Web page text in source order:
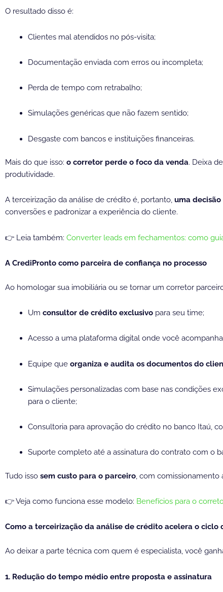
O resultado disso é:
Clientes mal atendidos no pós-visita;
Documentação enviada com erros ou incompleta;
Perda de tempo com retrabalho;
Simulações genéricas que não fazem sentido;
Desgaste com bancos e instituições financeiras.
Mais do que isso: o corretor perde o foco da venda. Deixa
produtividade.
A terceirização da análise de crédito é, portanto, uma
conversões e padronizar a experiência do cliente.
👉 Leia também: Converter leads em fechamentos: como
A CrediPronto como parceira de confiança no processo
Ao homologar sua imobiliária ou se tornar um corretor
Um consultor de crédito exclusivo para seu time;
Acesso a uma plataforma digital onde você
Equipe que organiza e audita os documentos do
Simulações personalizadas com base nas condições
para o cliente;
Consultoria para aprovação do crédito no banco Itaú,
Suporte completo até a assinatura do contrato com o
Tudo isso sem custo para o parceiro, com comissionamento
👉 Veja como funciona esse modelo: Benefícios para o
Como a terceirização da análise de crédito acelera o ciclo
Ao deixar a parte técnica com quem é especialista, você
1. Redução do tempo médio entre proposta e assinatura